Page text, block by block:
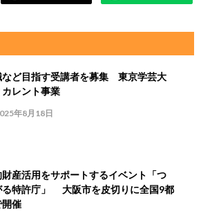
など目指す受講者を募集 東京学芸大
レント事業
年8月18日
産活用をサポートするイベント「つ
る特許庁」 大阪市を皮切りに全国9都
催